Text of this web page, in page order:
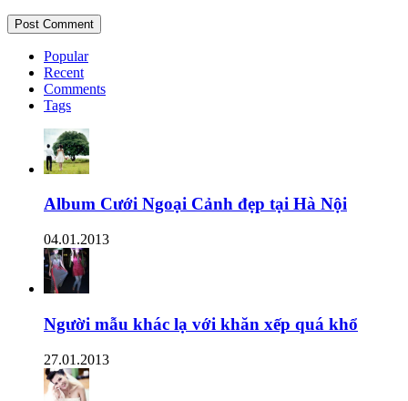
Popular
Recent
Comments
Tags
Album Cưới Ngoại Cảnh đẹp tại Hà Nội
04.01.2013
Người mẫu khác lạ với khăn xếp quá khổ
27.01.2013